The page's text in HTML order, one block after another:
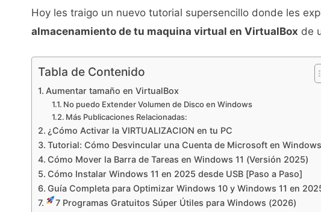
Hoy les traigo un nuevo tutorial supersencillo donde les
almacenamiento de tu maquina virtual en VirtualBox de
Tabla de Contenido
Aumentar tamaño en VirtualBox
No puedo Extender Volumen de Disco en Windows
Más Publicaciones Relacionadas:
¿Cómo Activar la VIRTUALIZACION en tu PC
Tutorial: Cómo Desvincular una Cuenta de Microsoft en Windows
Cómo Mover la Barra de Tareas en Windows 11 (Versión 2025)
Cómo Instalar Windows 11 en 2025 desde USB [Paso a Paso]
Guía Completa para Optimizar Windows 10 y Windows 11 en
7 Programas Gratuitos Súper Útiles para Windows (2026)